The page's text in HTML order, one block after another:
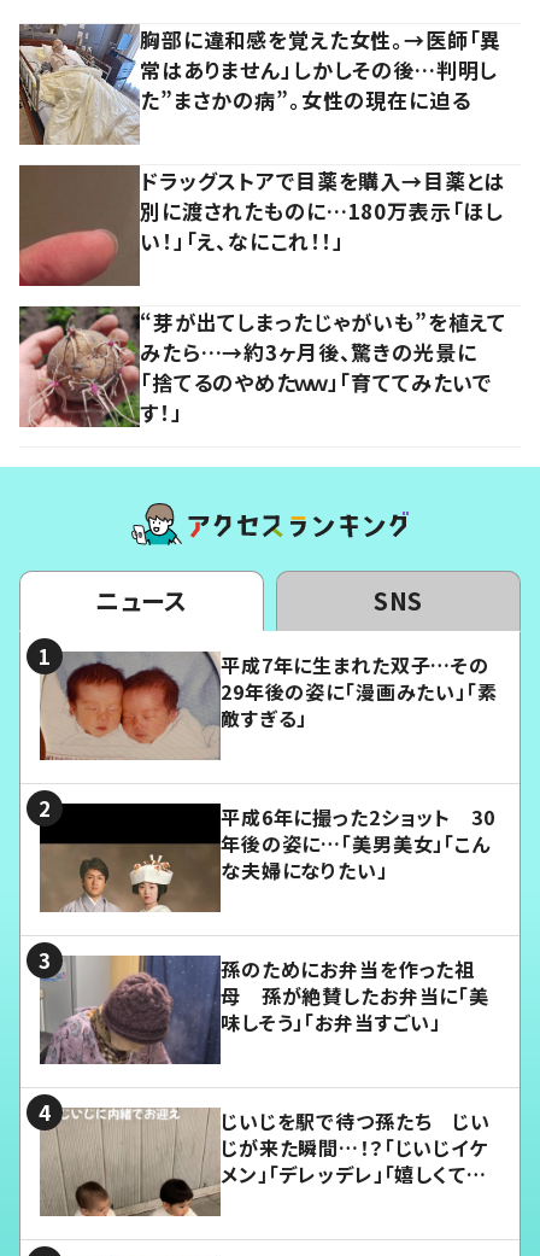
胸部に違和感を覚えた女性。→医師「異
常はありません」しかしその後…判明し
た”まさかの病”。女性の現在に迫る
ドラッグストアで目薬を購入→目薬とは
別に渡されたものに…180万表示「ほし
い！」「え、なにこれ！！」
“芽が出てしまったじゃがいも”を植えて
みたら…→約3ヶ月後、驚きの光景に
「捨てるのやめたｗｗ」「育ててみたいで
す！」
ニュース SNS
平成7年に生まれた双子…その
29年後の姿に「漫画みたい」「素
敵すぎる」
平成6年に撮った2ショット 30
年後の姿に…「美男美女」「こん
な夫婦になりたい」
孫のためにお弁当を作った祖
母 孫が絶賛したお弁当に「美
味しそう」「お弁当すごい」
じいじを駅で待つ孫たち じい
じが来た瞬間…！？「じいじイケ
メン」「デレッデレ」「嬉しくて可